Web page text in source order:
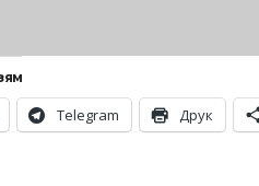
Telegram Друк